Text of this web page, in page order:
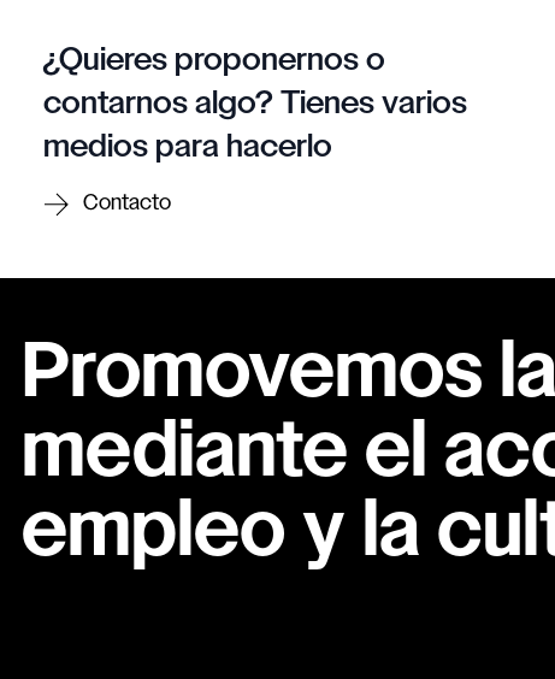
¿Quieres proponernos o
contarnos algo? Tienes varios
medios para hacerlo
Contacto
Promovemos
mediante el
empleo y la